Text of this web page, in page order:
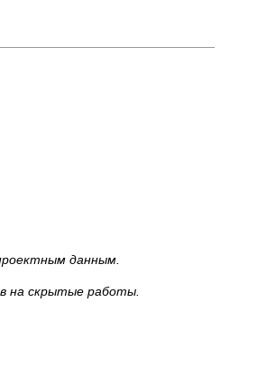
данным.
на скрытые работы.